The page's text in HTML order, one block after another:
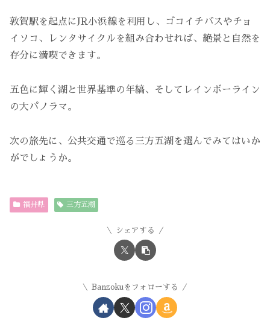
敦賀駅を起点にJR小浜線を利用し、ゴコイチバスやチョ
イソコ、レンタサイクルを組み合わせれば、絶景と自然を
存分に満喫できます。
五色に輝く湖と世界基準の年縞、そしてレインボーライン
の大パノラマ。
次の旅先に、公共交通で巡る三方五湖を選んでみてはいか
がでしょうか。
福井県 三方五湖
シェアする
Banzokuをフォローする